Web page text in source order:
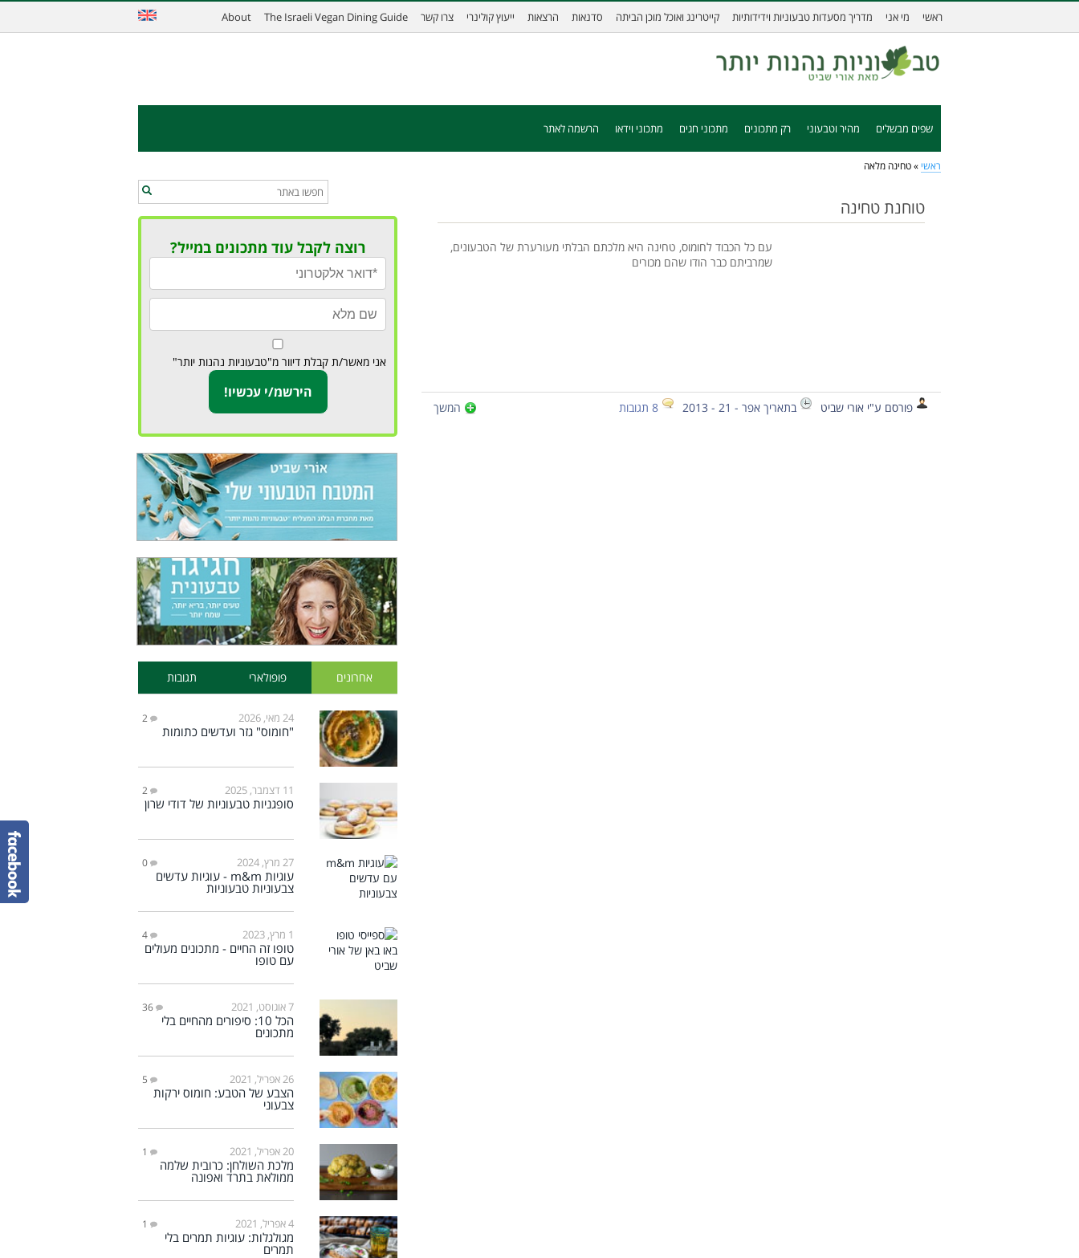
ראשי מי אני מדריך מסעדות טבעוניות וידידותיות קייטרינג ואוכל מוכן הביתה סדנאות הרצאות ייעוץ קולינרי צרו קשר The Israeli Vegan Dining Guide
About
שפים מבשלים מהיר וטבעוני רק מתכונים מתכוני חגים מתכוני וידאו הרשמה לאתר
ראשי » טחינה מלאה
טוחנת טחינה
עם כל הכבוד לחומוס, טחינה היא מלכתם הבלתי מעורערת של הטבעונים,
שמרביתם כבר הודו שהם מכורים
פורסם ע"י אורי שביט בתאריך אפר - 21 - 2013 8 תגובות המשך
רוצה לקבל עוד מתכונים במייל?
אני מאשר/ת קבלת דיוור מ"טבעוניות נהנות יותר"
אחרונים פופולארי תגובות
24 מאי, 2026 2
"חומוס" גזר ועדשים כתומות
11 דצמבר, 2025 2
סופגניות טבעוניות של דודי שרון
27 מרץ, 2024 0
עוגיות m&m - עוגיות עדשים
צבעוניות טבעוניות
1 מרץ, 2023 4
טופו זה החיים - מתכונים מעולים
עם טופו
7 אוגוסט, 2021 36
הכל 10: סיפורים מהחיים בלי
מתכונים
26 אפריל, 2021 5
הצבע של הטבע: חומוס ירקות
צבעוני
20 אפריל, 2021 1
מלכת השולחן: כרובית שלמה
ממולאת בתרד ואפונה
4 אפריל, 2021 1
מגולגלות: עוגיות תמרים בלי
תמרים